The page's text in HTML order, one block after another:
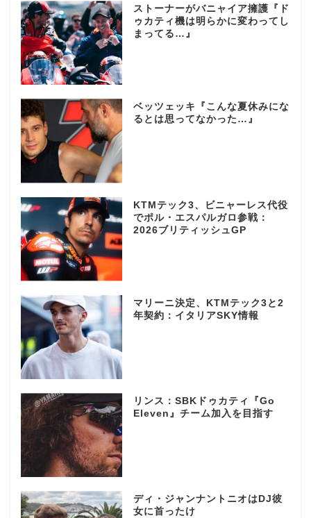
ストーナーがバニャイア擁護『ド
ゥカティ機は明らかに変わってし
まってる…』
ベッツェッキ『こんな夏休みにな
るとは思ってなかった…』
KTMテック3、ビニャーレス代役
でポル・エスパルガロ参戦：
2026ブリティッシュGP
マリーニ決定、KTMテック3と2
年契約：イタリアSKY情報
リンス：SBKドゥカティ『Go
Eleven』チーム加入を目指す
ディ・ジャンナントニオはDJ彼
女に首ったけ